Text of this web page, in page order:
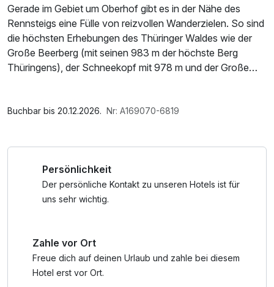
Gerade im Gebiet um Oberhof gibt es in der Nähe des
Rennsteigs eine Fülle von reizvollen Wanderzielen. So sind
die höchsten Erhebungen des Thüringer Waldes wie der
Große Beerberg (mit seinen 983 m der höchste Berg
Thüringens), der Schneekopf mit 978 m und der Große
unmittelbarer Nähe sich die DKB-Ski-ARENA Oberhof
Schanzenanlagen im Kanzlersgrund, die DKB-Skisport-
HALLE sowie die Rennschlitten- und Bobbahn.
Erkunden Sie den Rennsteig von seiner schönsten Seite
Wir bieten verschiedene Massagen, sowie Kosmetik und
Fußpflege an. Bei Interesse oder Terminvereinbarung bitte
Saunabenutzung, Parkplatz, W-LAN Nutzung /
Buchbar bis 20.12.2026. Nr: A169070-6819
Persönlichkeit
Der persönliche Kontakt zu unseren Hotels ist für
uns sehr wichtig.
Zahle vor Ort
Freue dich auf deinen Urlaub und zahle bei diesem
Hotel erst vor Ort.